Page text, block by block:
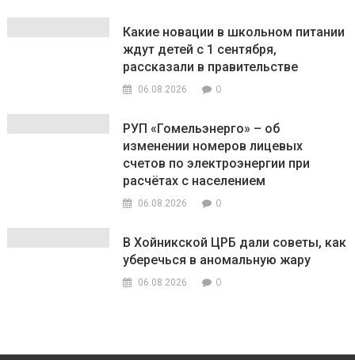
Какие новации в школьном питании
ждут детей с 1 сентября,
рассказали в правительстве
06.08.2026 0
РУП «Гомельэнерго» – об
изменении номеров лицевых
счетов по электроэнергии при
расчётах с населением
06.08.2026 0
В Хойникской ЦРБ дали советы, как
уберечься в аномальную жару
06.08.2026 0